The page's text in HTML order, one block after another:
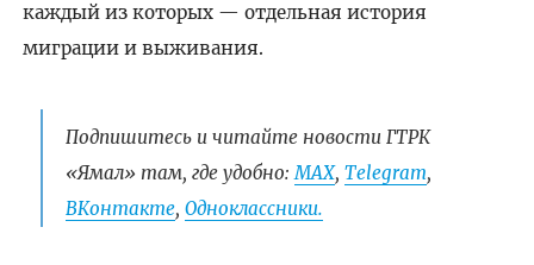
каждый из которых — отдельная история
миграции и выживания.
Подпишитесь и читайте новости ГТРК
«Ямал» там, где удобно:МАХ, Telegram,
ВКонтакте, Одноклассники.